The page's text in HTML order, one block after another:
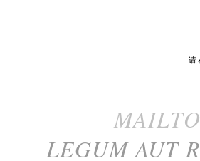
请
LEGUM AUT